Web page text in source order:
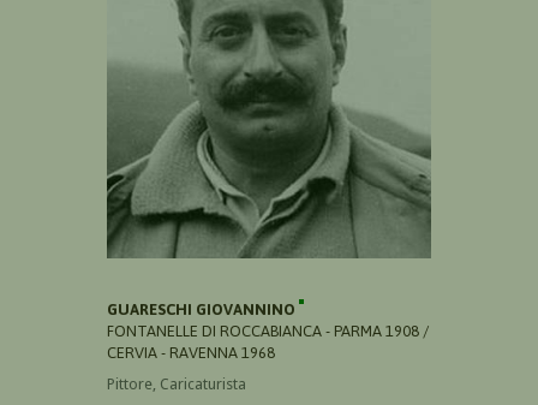
GUARESCHI GIOVANNINO
FONTANELLE DI ROCCABIANCA - PARMA 1908 /
CERVIA - RAVENNA 1968
Pittore, Caricaturista